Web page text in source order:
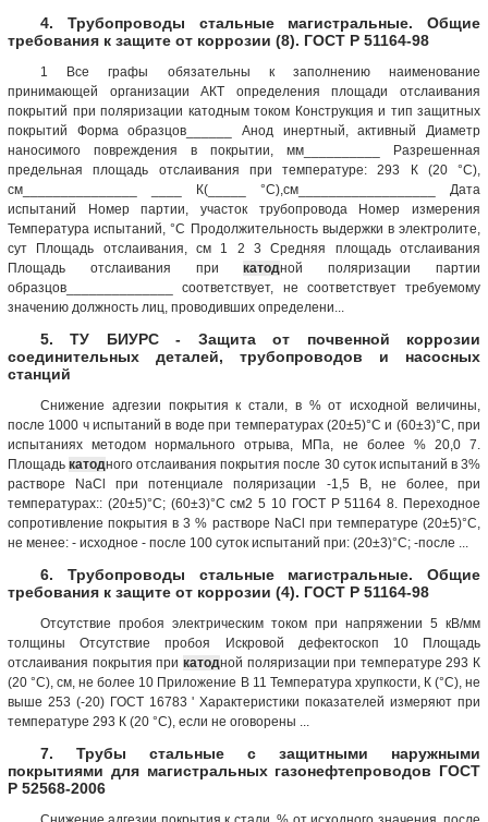
4. Трубопроводы стальные магистральные. Общие
требования к защите от коррозии (8). ГОСТ Р 51164-98
1 Все графы обязательны к заполнению наименование
принимающей организации АКТ определения площади отслаивания
покрытий при поляризации катодным током Конструкция и тип защитных
покрытий Форма образцов______ Анод инертный, активный Диаметр
наносимого повреждения в покрытии, мм__________ Разрешенная
предельная площадь отслаивания при температуре: 293 К (20 °С),
см_______________ ____ К(_____ °С),см__________________ Дата
испытаний Номер партии, участок трубопровода Номер измерения
Температура испытаний, °С Продолжительность выдержки в электролите,
сут Площадь отслаивания, см 1 2 3 Средняя площадь отслаивания
Площадь отслаивания прикатодной поляризации партии
образцов______________ соответствует, не соответствует требуемому
значению должность лиц, проводивших определени...
5. ТУ БИУРС - Защита от почвенной коррозии
соединительных деталей, трубопроводов и насосных
станций
Снижение адгезии покрытия к стали, в % от исходной величины,
после 1000 ч испытаний в воде при температурах (20±5)°С и (60±3)°С, при
испытаниях методом нормального отрыва, МПа, не более % 20,0 7.
Площадькатодного отслаивания покрытия после 30 суток испытаний в 3%
растворе NaCl при потенциале поляризации -1,5 В, не более, при
температурах:: (20±5)°С; (60±3)°С см2 5 10 ГОСТ Р 51164 8. Переходное
сопротивление покрытия в 3 % растворе NaCl при температуре (20±5)°С,
не менее: - исходное - после 100 суток испытаний при: (20±3)°С; -после ...
6. Трубопроводы стальные магистральные. Общие
требования к защите от коррозии (4). ГОСТ Р 51164-98
Отсутствие пробоя электрическим током при напряжении 5 кВ/мм
толщины Отсутствие пробоя Искровой дефектоскоп 10 Площадь
отслаивания покрытия при катодной поляризации при температуре 293 К
(20 °С), см, не более 10 Приложение В 11 Температура хрупкости, К (°С), не
выше 253 (-20) ГОСТ 16783 ' Характеристики показателей измеряют при
температуре 293 К (20 °С), если не оговорены ...
7. Трубы стальные с защитными наружными
покрытиями для магистральных газонефтепроводов ГОСТ
Р 52568-2006